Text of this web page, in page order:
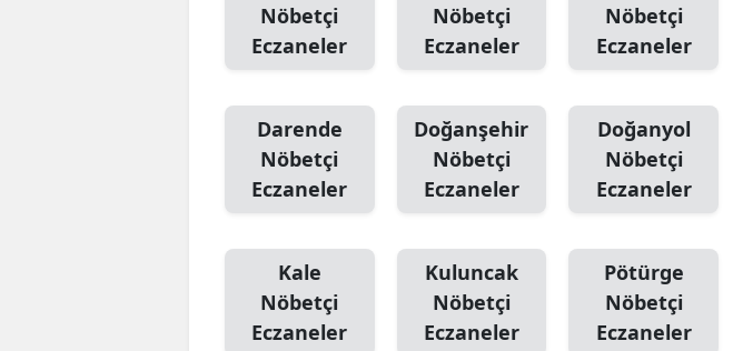
Nöbetçi
Eczaneler
Nöbetçi
Eczaneler
Nöbetçi
Eczaneler
Darende
Nöbetçi
Eczaneler
Doğanşehir
Nöbetçi
Eczaneler
Doğanyol
Nöbetçi
Eczaneler
Kale
Nöbetçi
Eczaneler
Kuluncak
Nöbetçi
Eczaneler
Pötürge
Nöbetçi
Eczaneler